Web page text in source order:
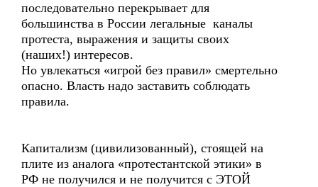
последовательно перекрывает для
большинства в России легальные каналы
протеста, выражения и защиты своих
(наших!) интересов.
Но увлекаться «игрой без правил» смертельно
опасно. Власть надо заставить соблюдать
правила.
Капитализм (цивилизованный), стоящей на
плите из аналога «протестантской этики» в
РФ не получился и не получится с ЭТОЙ